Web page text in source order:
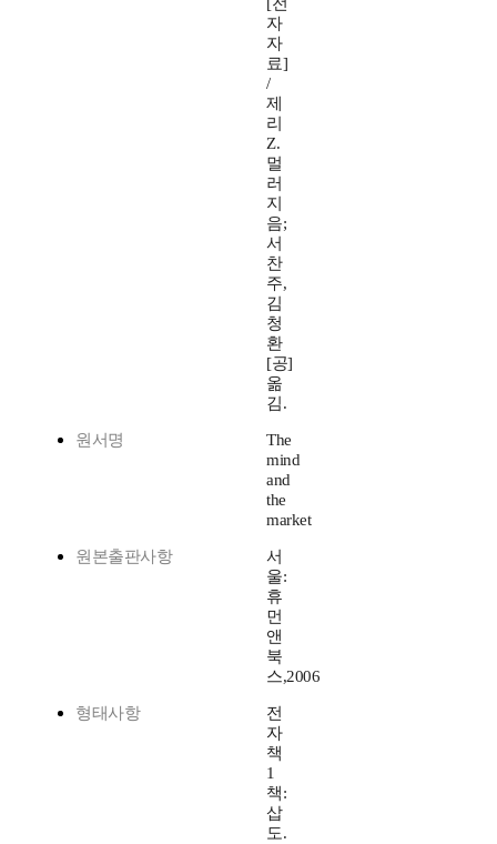
[전
자
자
료]
/
제
리
Z.
멀
러
지
음;
서
찬
주,
김
청
환
[공]
옮
김.
원서명
The
mind
and
the
market
원본출판사항
서
울:
휴
먼
앤
북
스,2006
형태사항
전
자
책
1
책:
삽
도.